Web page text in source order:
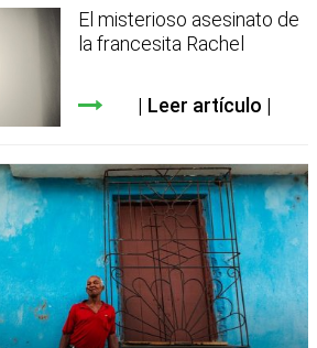
El misterioso asesinato de
la francesita Rachel
Leer artículo